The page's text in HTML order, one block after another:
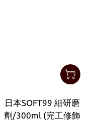
日本SOFT99 細研磨
劑/300ml (完工修飾